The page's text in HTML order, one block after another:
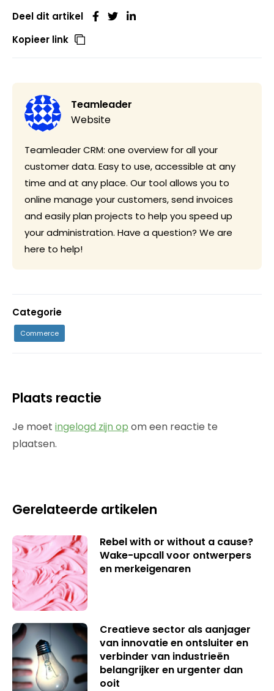
Deel dit artikel
Kopieer link
Teamleader
Website
Teamleader CRM: one overview for all your
customer data. Easy to use, accessible at any
time and at any place. Our tool allows you to
online manage your customers, send invoices
and easily plan projects to help you speed up
your administration. Have a question? We are
here to help!
Categorie
Commerce
Plaats reactie
Je moet ingelogd zijn op om een reactie te
plaatsen.
Gerelateerde artikelen
Rebel with or without a cause?
Wake-upcall voor ontwerpers
en merkeigenaren
Creatieve sector als aanjager
van innovatie en ontsluiter en
verbinder van industrieën
belangrijker en urgenter dan
ooit